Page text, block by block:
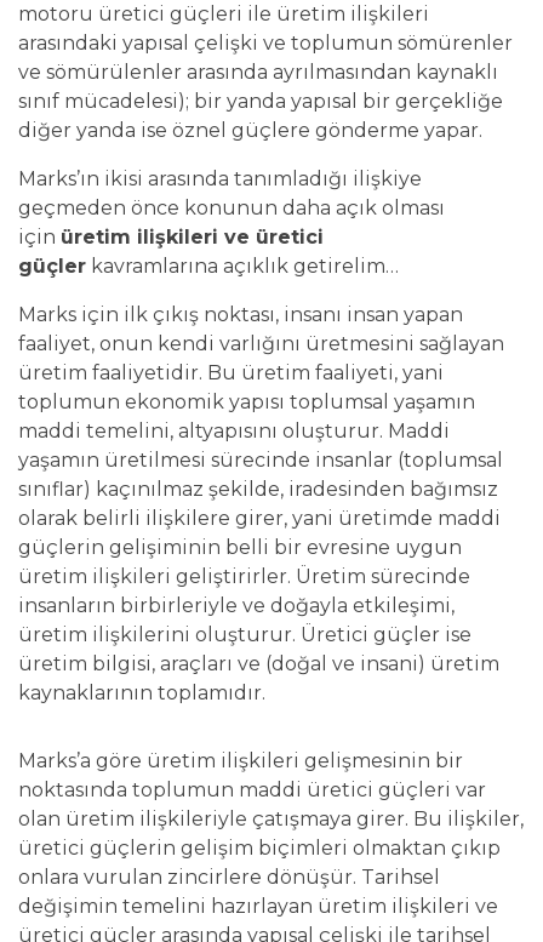
motoru üretici güçleri ile üretim ilişkileri
arasındaki yapısal çelişki ve toplumun sömürenler
ve sömürülenler arasında ayrılmasından kaynaklı
sınıf mücadelesi); bir yanda yapısal bir gerçekliğe
diğer yanda ise öznel güçlere gönderme yapar.
Marks’ın ikisi arasında tanımladığı ilişkiye
geçmeden önce konunun daha açık olması
için üretim ilişkileri ve üretici
güçler kavramlarına açıklık getirelim…
Marks için ilk çıkış noktası, insanı insan yapan
faaliyet, onun kendi varlığını üretmesini sağlayan
üretim faaliyetidir. Bu üretim faaliyeti, yani
toplumun ekonomik yapısı toplumsal yaşamın
maddi temelini, altyapısını oluşturur. Maddi
yaşamın üretilmesi sürecinde insanlar (toplumsal
sınıflar) kaçınılmaz şekilde, iradesinden bağımsız
olarak belirli ilişkilere girer, yani üretimde maddi
güçlerin gelişiminin belli bir evresine uygun
üretim ilişkileri geliştirirler. Üretim sürecinde
insanların birbirleriyle ve doğayla etkileşimi,
üretim ilişkilerini oluşturur. Üretici güçler ise
üretim bilgisi, araçları ve (doğal ve insani) üretim
kaynaklarının toplamıdır.
Marks’a göre üretim ilişkileri gelişmesinin bir
noktasında toplumun maddi üretici güçleri var
olan üretim ilişkileriyle çatışmaya girer. Bu ilişkiler,
üretici güçlerin gelişim biçimleri olmaktan çıkıp
onlara vurulan zincirlere dönüşür. Tarihsel
değişimin temelini hazırlayan üretim ilişkileri ve
üretici güçler arasında yapısal çelişki ile tarihsel